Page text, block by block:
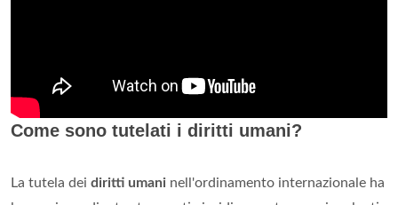
Come sono tutelati i diritti umani?
La tutela dei diritti umani nell'ordinamento internazionale ha